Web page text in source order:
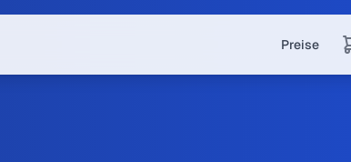
Preise